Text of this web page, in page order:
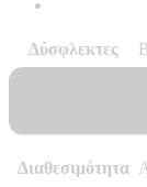
Δύσφλεκτες
Διαθεσιμότητα